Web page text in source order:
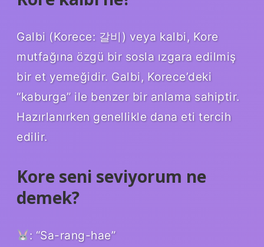
Galbi (Korece: 갈비) veya kalbi, Kore
mutfağına özgü bir sosla ızgara edilmiş
bir et yemeğidir. Galbi, Korece’deki
“kaburga” ile benzer bir anlama sahiptir.
Hazırlanırken genellikle dana eti tercih
edilir.
Kore seni seviyorum ne
demek?
: “Sa-rang-hae”